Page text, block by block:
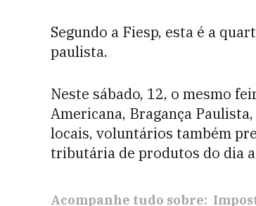
Segundo a Fiesp, esta é a
paulista.
Neste sábado, 12, o mesmo
Americana, Bragança
locais, voluntários também
tributária de produtos do dia
Acompanhe tudo sobre: